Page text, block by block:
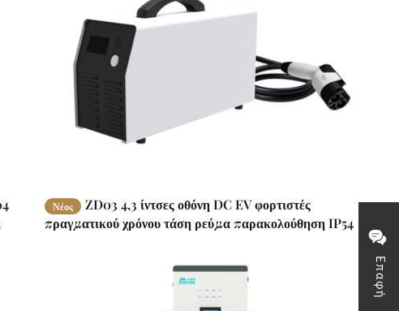
Επαφή
Νέος
ZD03 4,3 ίντσες οθόνη DC EV φορτιστές
πραγματικού χρόνου τάση ρεύμα παρακολούθηση IP54